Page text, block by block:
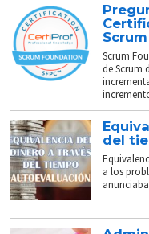
Scrum
Scrum
de Scrum
del
a los